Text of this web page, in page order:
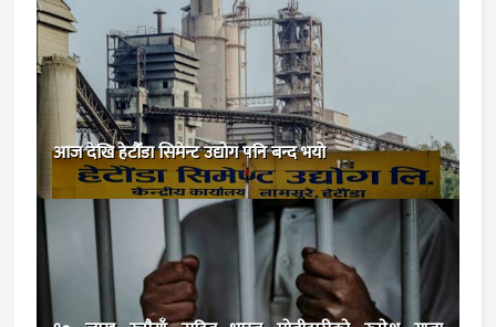
आज देखि हेटौँडा सिमेन्ट उद्योग पनि बन्द भयाे